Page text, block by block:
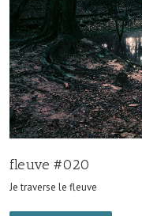
fleuve #020
Je traverse le fleuve